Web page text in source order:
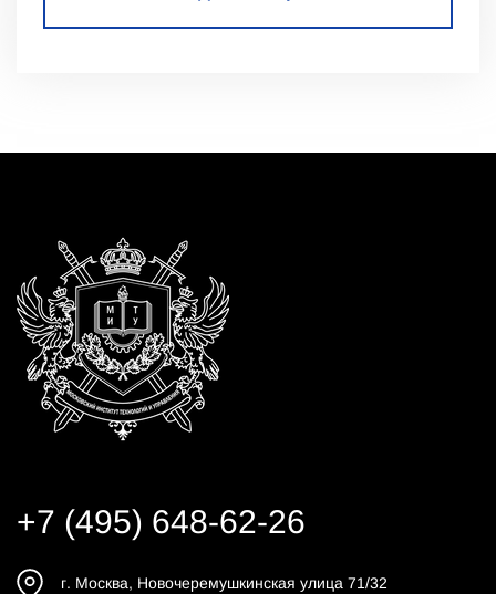
+7 (495) 648-62-26
г. Москва, Новочеремушкинская улица 71/32